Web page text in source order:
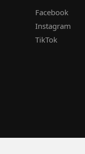
Facebook
Instagram
TikTok